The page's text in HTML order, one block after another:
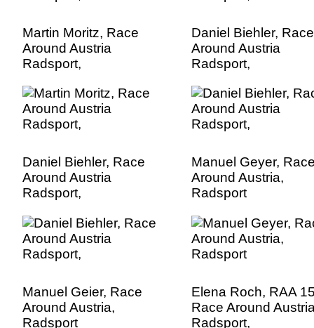
Martin Moritz, Race
Around Austria
Radsport,
Daniel Biehler, Race
Around Austria
Radsport,
Daniel Biehler, Race
Around Austria
Radsport,
Manuel Geyer,
Around Austria,
Radsport
Manuel Geier, Race
Around Austria,
Radsport
Elena Roch, RAA
Race Around
Radsport,